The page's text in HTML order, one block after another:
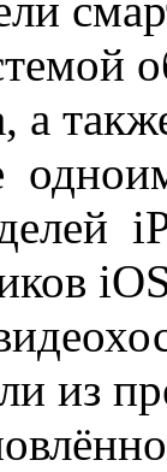
а
из